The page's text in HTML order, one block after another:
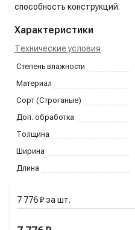
способность конструкций.
Характеристики
Технические условия
Степень влажности
Материал
Сорт (Строганые)
Доп. обработка
Толщина
Ширина
Длина
7 776 ₽за шт.